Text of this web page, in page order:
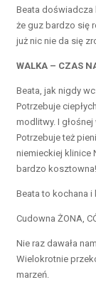
Beata doświadcza
że guz bardzo się
już nic nie da się
WALKA – CZAS
Beata, jak nigdy
Potrzebuje
modlitwy. I
Potrzebuje też
niemieckiej klinice
bardzo kosztowna!
Beata to kochana
Cudowna ŻONA,
Nie raz dawała
Wielokrotnie
marzeń.